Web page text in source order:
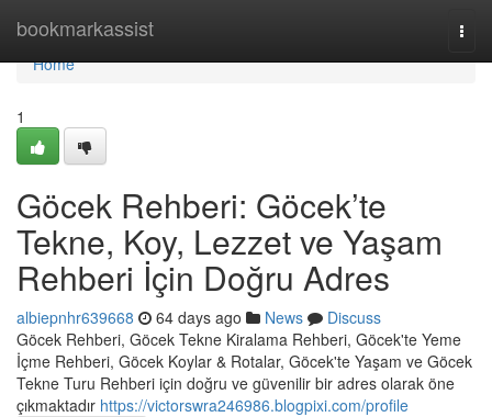
bookmarkassist
Home
Home
1
Göcek Rehberi: Göcek’te
Tekne, Koy, Lezzet ve Yaşam
Rehberi İçin Doğru Adres
albiepnhr639668 64 days ago News
Discuss
Göcek Rehberi, Göcek Tekne Kiralama Rehberi, Göcek'te Yeme
İçme Rehberi, Göcek Koylar & Rotalar, Göcek'te Yaşam ve Göcek
Tekne Turu Rehberi için doğru ve güvenilir bir adres olarak öne
çıkmaktadır https://victorswra246986.blogpixi.com/profile